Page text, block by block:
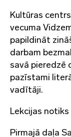
Kultūras
vecuma
papildināt
darbam
savā pieredzē
pazīstami
vadītāji.
Lekcijas
Pirmajā daļa